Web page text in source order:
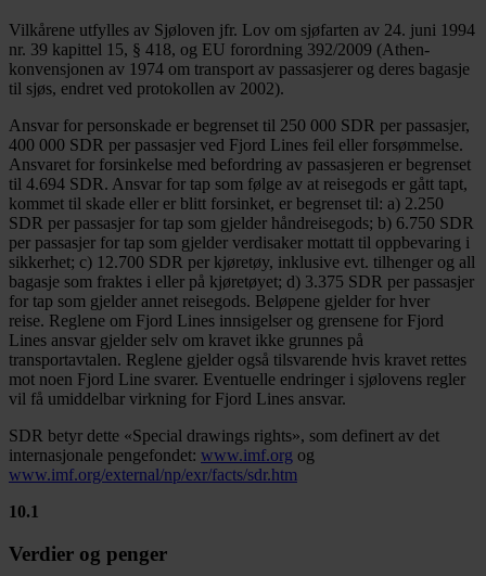
Vilkårene utfylles av Sjøloven jfr. Lov om sjøfarten av 24. juni 1994
nr. 39 kapittel 15, § 418, og EU forordning 392/2009 (Athen-
konvensjonen av 1974 om transport av passasjerer og deres bagasje
til sjøs, endret ved protokollen av 2002).
Ansvar for personskade er begrenset til 250 000 SDR per passasjer,
400 000 SDR per passasjer ved Fjord Lines feil eller forsømmelse.
Ansvaret for forsinkelse med befordring av passasjeren er begrenset
til 4.694 SDR. Ansvar for tap som følge av at reisegods er gått tapt,
kommet til skade eller er blitt forsinket, er begrenset til: a) 2.250
SDR per passasjer for tap som gjelder håndreisegods; b) 6.750 SDR
per passasjer for tap som gjelder verdisaker mottatt til oppbevaring i
sikkerhet; c) 12.700 SDR per kjøretøy, inklusive evt. tilhenger og all
bagasje som fraktes i eller på kjøretøyet; d) 3.375 SDR per passasjer
for tap som gjelder annet reisegods. Beløpene gjelder for hver
reise. Reglene om Fjord Lines innsigelser og grensene for Fjord
Lines ansvar gjelder selv om kravet ikke grunnes på
transportavtalen. Reglene gjelder også tilsvarende hvis kravet rettes
mot noen Fjord Line svarer. Eventuelle endringer i sjølovens regler
vil få umiddelbar virkning for Fjord Lines ansvar.
SDR betyr dette «Special drawings rights», som definert av det
internasjonale pengefondet: www.imf.org og
www.imf.org/external/np/exr/facts/sdr.htm
10.1
Verdier og penger